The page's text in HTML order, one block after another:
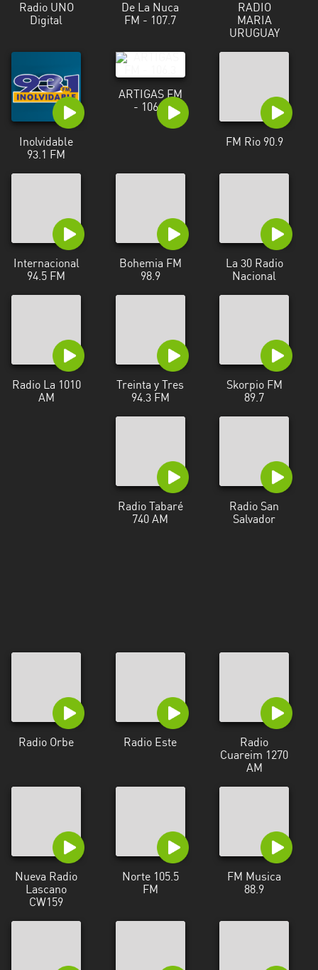
Soriano
Treinta
y
Tres
Radio UNO
Digital
De La Nuca
FM - 107.7
RADIO
MARIA
URUGUAY
Inolvidable
93.1 FM
ARTIGAS FM
- 106.3
FM Rio 90.9
Internacional
94.5 FM
Bohemia FM
98.9
La 30 Radio
Nacional
Radio La 1010
AM
Treinta y Tres
94.3 FM
Skorpio FM
89.7
Radio Tabaré
740 AM
Radio San
Salvador
Radio Orbe Radio Este
Radio
Cuareim 1270
AM
Nueva Radio
Lascano
CW159
Norte 105.5
FM
FM Musica
88.9